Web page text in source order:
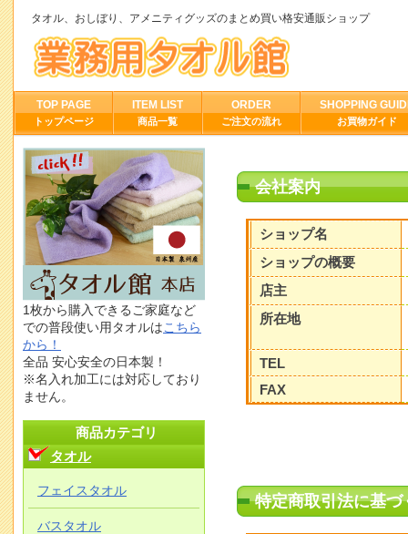
タオル、おしぼり、アメニティグッズのまとめ買い格安通販ショップ
会社案内
ショップ名
ショップの概要
店主
所在地
TEL
FAX
特定商取引法に基づ
TOP PAGE
トップページ
ITEM LIST
商品一覧
ORDER
ご注文の流れ
SHOPPING
お買物ガイド
1枚から購入できるご家庭など
での普段使い用タオルはこちら
から！
全品 安心安全の日本製！
※名入れ加工には対応しており
ません。
商品カテゴリ
タオル
フェイスタオル
バスタオル